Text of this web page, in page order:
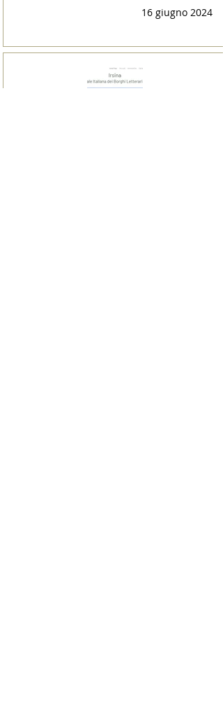
16 giugno 2024